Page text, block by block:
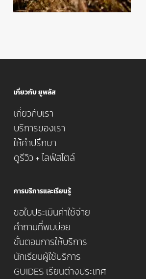
เกี่ยวกับ ยูพลัส
เกี่ยวกับเรา
บริการของเรา
ให้คำปรึกษา
ดูรีวิว + ไลฟ์สไตล์
การบริการและเรียนรู้
ขอใบประเมินค่าใช้จ่าย
คำถามที่พบบ่อย
ขั้นตอนการให้บริการ
นักเรียนผู้ใช้บริการ
GUIDES เรียนต่างประเทศ